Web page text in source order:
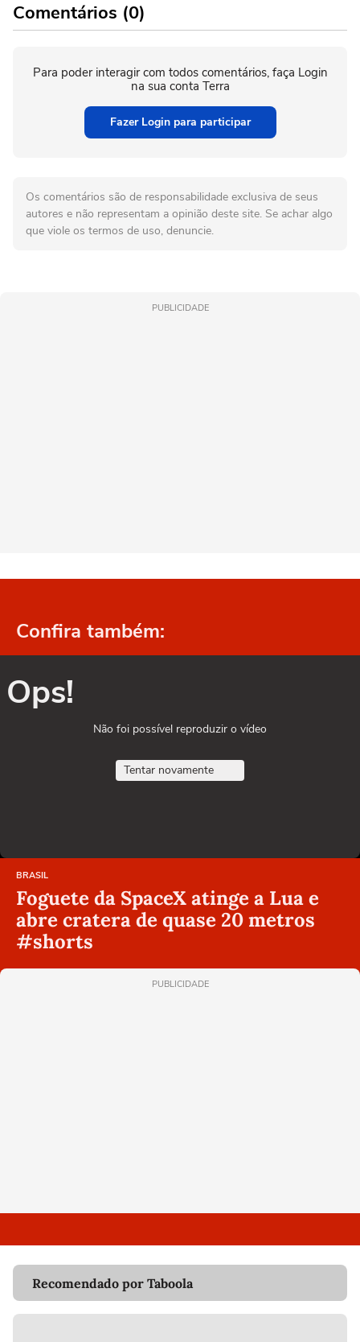
Comentários (0)
Para poder interagir com todos comentários, faça Login
na sua conta Terra
Fazer Login para participar
Os comentários são de responsabilidade exclusiva de seus
autores e não representam a opinião deste site. Se achar algo
que viole os termos de uso, denuncie.
PUBLICIDADE
Confira também:
Ops!
Não foi possível reproduzir o vídeo
Tentar novamente
BRASIL
Foguete da SpaceX atinge a Lua e
abre cratera de quase 20 metros
#shorts
PUBLICIDADE
Recomendado por Taboola